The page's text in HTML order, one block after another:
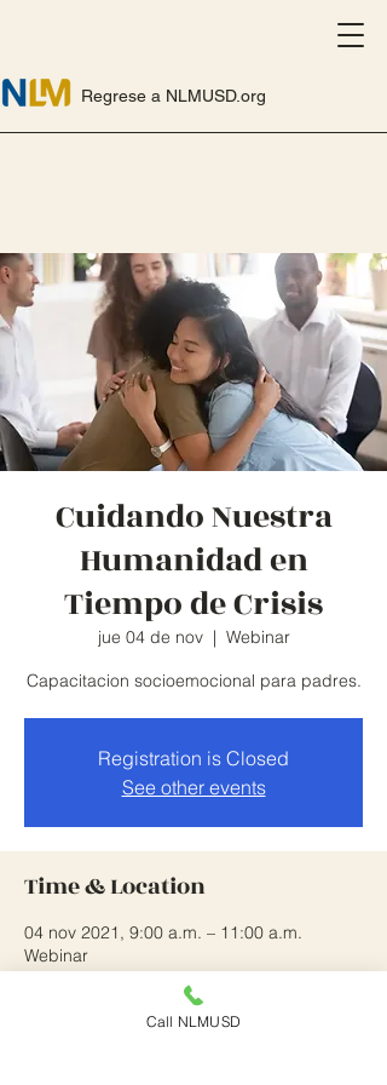
Regrese a NLMUSD.org
Cuidando Nuestra
Humanidad en
Tiempo de Crisis
jue 04 de nov
  |
Webinar
Capacitacion socioemocional para padres.
Registration is Closed
See other events
Time & Location
04 nov 2021, 9:00 a.m. – 11:00 a.m.
Webinar
About the Event
Call NLMUSD